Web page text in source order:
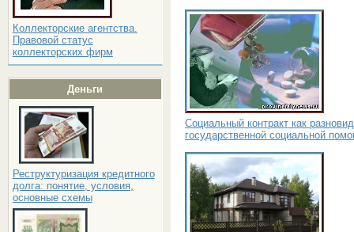
Коллекторские агентства.
Правовой статус
коллекторских фирм
Деньги
Реструктуризация кредитного
долга: понятие, условия,
основные схемы
Социальный контракт как
государственной социальной